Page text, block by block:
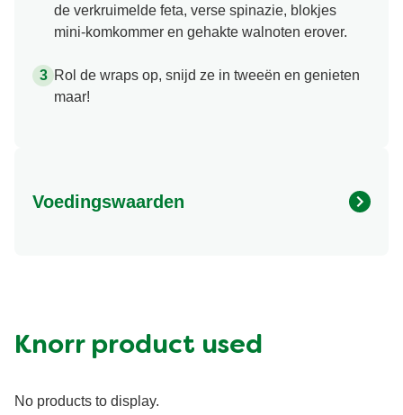
de verkruimelde feta, verse spinazie, blokjes
mini-komkommer en gehakte walnoten erover.
Rol de wraps op, snijd ze in tweeën en genieten
maar!
Voedingswaarden
Knorr product used
No products to display.